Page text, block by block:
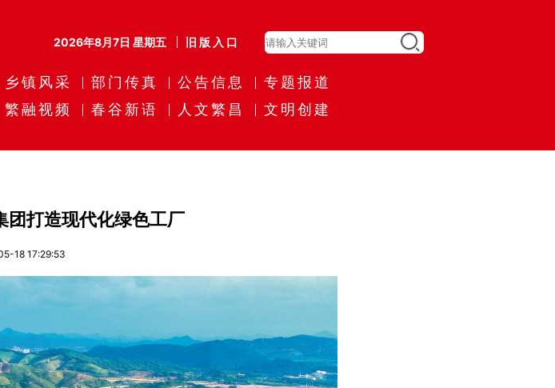
2026年8月7日 星期五 旧版入口
乡镇风采 部门传真 公告信息
专题报道
繁融视频 春谷新语 人文繁昌 文明创建
团打造现代化绿色工厂
18 17:29:53